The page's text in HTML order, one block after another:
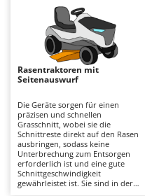
Alu-Teleskopleitern
Anbaubagger
Arbeitsschutzkleidung
Aschesauger
Astkettensägen -
Astscheren
Atemschutzgeräte
Aufroller für
Aufschnittmaschinen
AL-KO
ALA 2000
Alce
Alpina
Ama
Ambrogio Robot
Annovi Reverberi
ANTHBOT
Archman
Rasentraktoren mit
Seitenauswurf
Die Geräte sorgen für einen
präzisen und schnellen
Grasschnitt, wobei sie die
Schnittreste direkt auf den Rasen
ausbringen, sodass keine
Unterbrechung zum Entsorgen
erforderlich ist und eine gute
Schnittgeschwindigkeit
gewährleistet ist. Sie sind in der